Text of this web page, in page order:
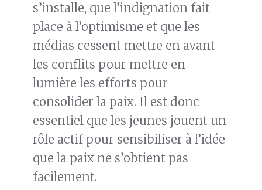
s’installe, que l’indignation fait
place à l’optimisme et que les
médias cessent mettre en avant
les conflits pour mettre en
lumière les efforts pour
consolider la paix. Il est donc
essentiel que les jeunes jouent un
rôle actif pour sensibiliser à l’idée
que la paix ne s’obtient pas
facilement.